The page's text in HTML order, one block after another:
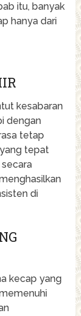
itu, banyak
hanya dari
kesabaran
dengan
tetap
tepat
di
kecap yang